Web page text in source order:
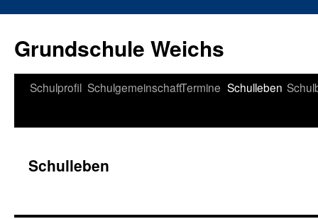
springen
Grundschule Weichs
Schulprofil SchulgemeinschaftTermine Schulleben
Schulleben